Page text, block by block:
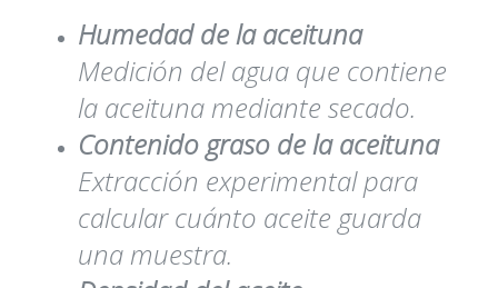
Humedad de la aceituna
Medición del agua que contiene
la aceituna mediante secado.
Contenido graso de la aceituna
Extracción experimental para
calcular cuánto aceite guarda
una muestra.